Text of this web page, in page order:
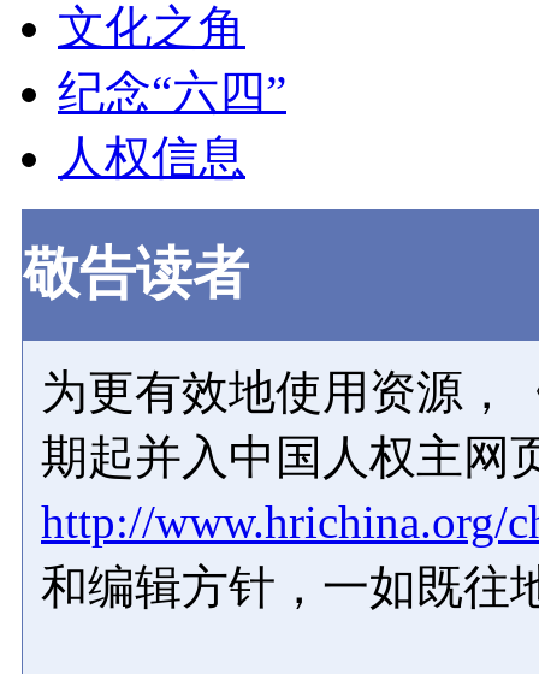
文化之角
纪念“六四”
人权信息
敬告读者
为更有效地使用资源，
期起并入中国人权主网
http://www.hrichina.org/
和编辑方针，一如既往